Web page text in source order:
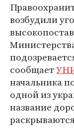
возбудили
сообщает
начальника
одной из
название